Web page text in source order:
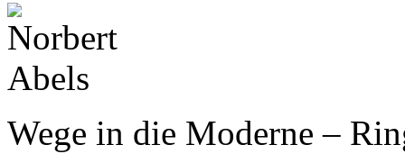
Wege in die Moderne –